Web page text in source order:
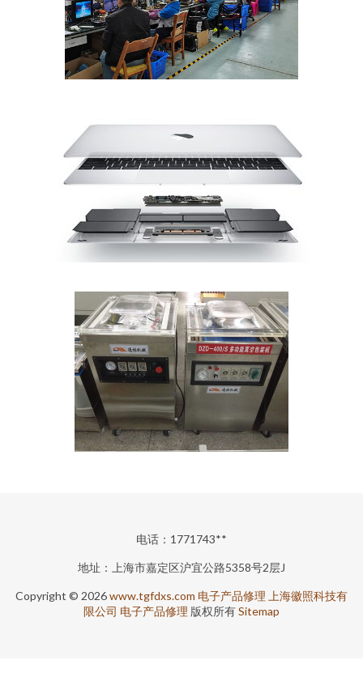
电话：1771743**
地址：上海市嘉定区沪宜公路5358号2层J
Copyright © 2026www.tgfdxs.com 电子产品修理 上海徽照科技有
限公司 电子产品修理 版权所有Sitemap